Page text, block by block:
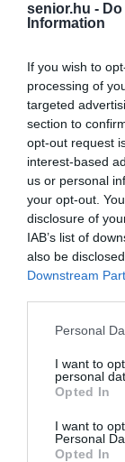
senior.hu -
Information
If you wish to
processing of
targeted
section to
opt-out request
interest-based
us or personal
your opt-out.
disclosure of
IAB’s list of
also be
Downstream
Please note
not limited to
grant or deny
use your data
consent section.
Personal
I want to
personal
Opted In
I want to
Personal
Opted In